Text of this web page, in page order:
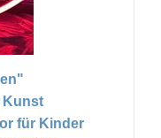
Kunst
für Kinder